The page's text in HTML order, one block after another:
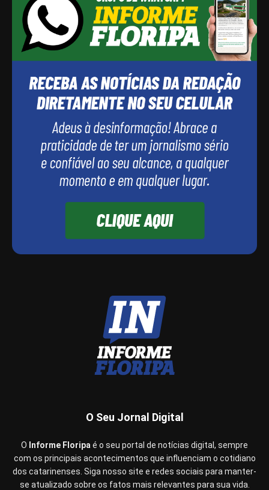
O Seu Jornal Digital
O Informe Floripaé o seu portal de notícias digital, sempre
com os principais acontecimentos que influenciam o cotidiano
dos catarinenses. Siga nosso site e redes sociais para manter-
se atualizado sobre os fatos mais relevantes para sua vida.